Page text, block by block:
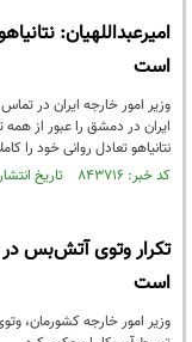
امیرعبداللهیان:
است
وزیر امور خارجه ایران در
ایران در دمشق را عبور از
نتانیاهو تعادل روانی خود را
کد خبر: ۸۴۳۷۱۶ تاریخ انتشار : ۱۴۰۳/۰۱/۱۳
تکرار وتوی آتش‌بس در
است
وزیر امور خارجه کشورمان،